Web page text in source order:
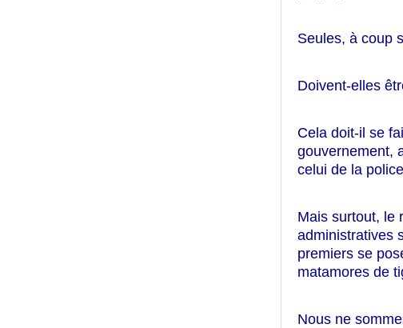
Seules, à coup
Doivent-elles
Cela doit-il se
gouvernement,
celui de la
Mais surtout, le
administratives
premiers se
matamores de
Nous ne